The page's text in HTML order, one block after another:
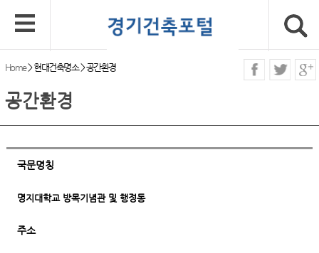
Home>현대건축명소>공간환경
공간환경
국문명칭
명지대학교 방목기념관 및 행정동
주소